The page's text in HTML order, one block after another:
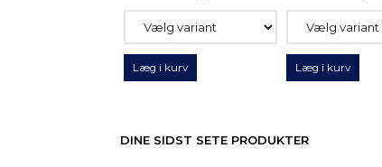
Læg i kurv Læg i kurv
DINE SIDST SETE PRODUKTER